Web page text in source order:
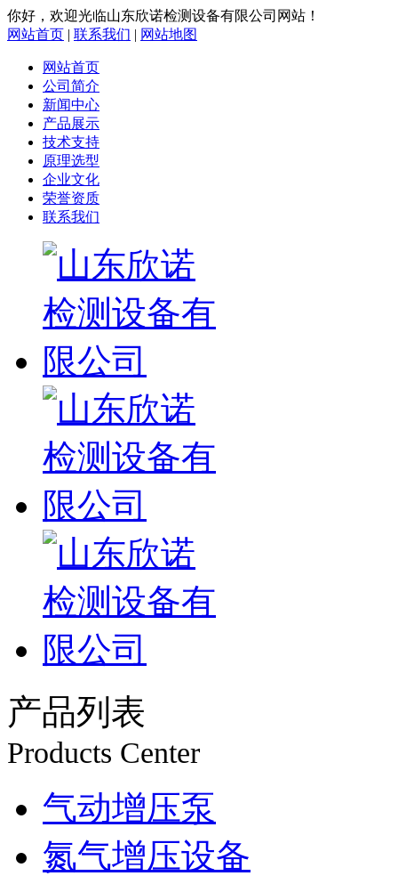
你好，欢迎光临山东欣诺检测设备有限公司网站！
网站首页 | 联系我们 | 网站地图
网站首页
公司简介
新闻中心
产品展示
技术支持
原理选型
企业文化
荣誉资质
联系我们
产品列表
Products Center
气动增压泵
氮气增压设备